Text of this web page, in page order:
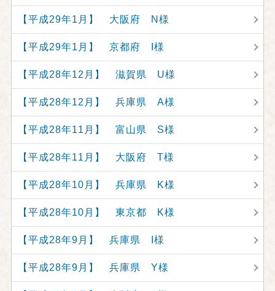
【平成29年1月】 大阪府 N様
【平成29年1月】 京都府 I様
【平成28年12月】 滋賀県 U様
【平成28年12月】 兵庫県 A様
【平成28年11月】 富山県 S様
【平成28年11月】 大阪府 T様
【平成28年10月】 兵庫県 K様
【平成28年10月】 東京都 K様
【平成28年9月】 兵庫県 I様
【平成28年9月】 兵庫県 Y様